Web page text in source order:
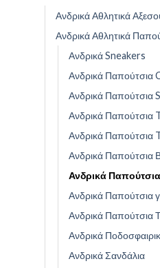
Ανδρικά Αθλητικά
Ανδρικά Αθλητικά
Ανδρικά Sneakers
Ανδρικά Παπούτσια
Ανδρικά Παπούτσια
Ανδρικά Παπούτσια
Ανδρικά Παπούτσια
Ανδρικά Παπούτσια
Ανδρικά
Ανδρικά Παπούτσια
Ανδρικά Παπούτσια
Ανδρικά
Ανδρικά Σανδάλια